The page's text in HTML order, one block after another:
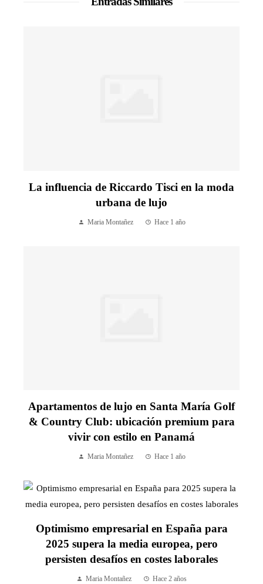
La influencia de Riccardo Tisci en la moda
urbana de lujo
Maria Montañez Hace 1 año
Apartamentos de lujo en Santa María Golf
& Country Club: ubicación premium para
vivir con estilo en Panamá
Maria Montañez Hace 1 año
Optimismo empresarial en España para
2025 supera la media europea, pero
persisten desafíos en costes laborales
Maria Montañez Hace 2 años